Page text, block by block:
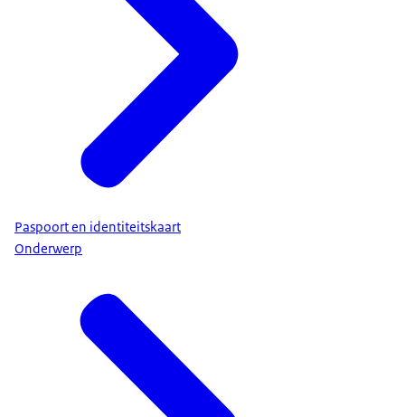
Paspoort en identiteitskaart
Onderwerp